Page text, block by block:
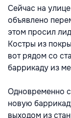
Сейчас на
объявлено
этом просил
Костры из
вот рядом со
баррикаду из
Одновременно
новую
выходом из